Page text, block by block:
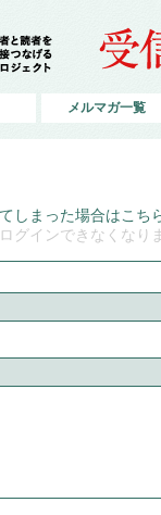
メルマガ一覧
しまった場合はこち
グインできなくなり